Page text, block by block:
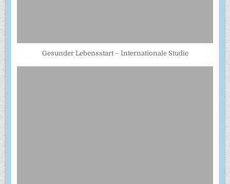
Gesunder Lebensstart – Internationale Studie